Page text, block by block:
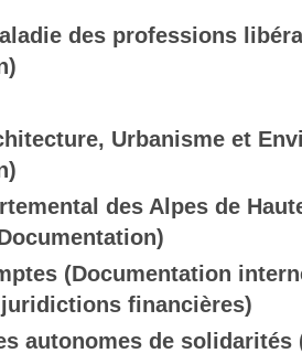
des professions
Urbanisme et
des Alpes de
(Documentation
financières)
autonomes de solidarités